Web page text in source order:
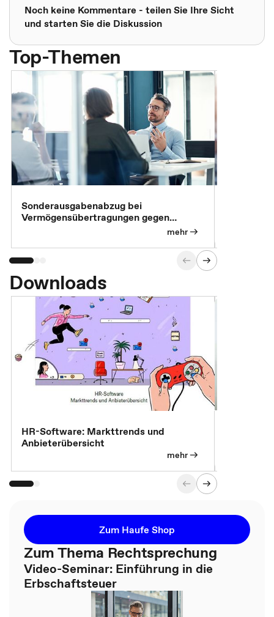
Noch keine Kommentare - teilen Sie Ihre Sicht
und starten Sie die Diskussion
Top-Themen
Sonderausgabenabzug bei
Vermögensübertragungen gegen
mehr
Downloads
HR-Software: Markttrends und
Anbieterübersicht
mehr
Zum Haufe Shop
Zum Thema Rechtsprechung
Video-Seminar: Einführung in die
Erbschaftsteuer